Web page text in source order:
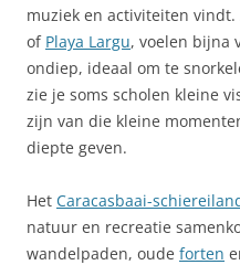
muziek en activiteiten vindt.
of Playa Largu, voelen bijna
ondiep, ideaal om te
zie je soms scholen kleine
zijn van die kleine
diepte geven.
Het Caracasbaai-
natuur en recreatie
wandelpaden, oude forten